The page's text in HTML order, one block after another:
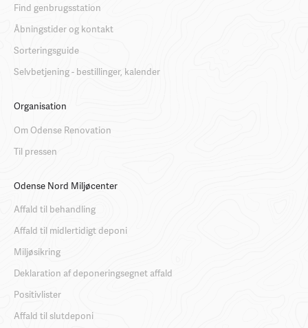
Find genbrugsstation
Åbningstider og kontakt
Sorteringsguide
Selvbetjening - bestillinger, kalender
Organisation
Om Odense Renovation
Til pressen
Odense Nord Miljøcenter
Affald til behandling
Affald til midlertidigt deponi
Miljøsikring
Deklaration af deponeringsegnet affald
Positivlister
Affald til slutdeponi